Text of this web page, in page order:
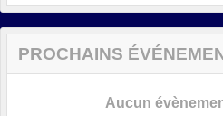
PROCHAINS
Aucun